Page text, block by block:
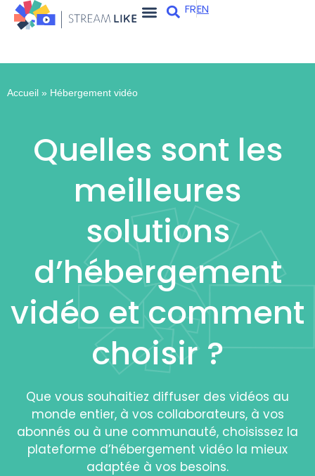
FREN
Accueil » Hébergement vidéo
Quelles sont les
meilleures
solutions
d’hébergement
vidéo et comment
choisir ?
Que vous souhaitiez diffuser des vidéos au
monde entier, à vos collaborateurs, à vos
abonnés ou à une communauté, choisissez la
plateforme d’hébergement vidéo la mieux
adaptée à vos besoins.